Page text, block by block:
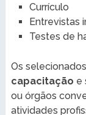
Currículo
Entrevistas
Testes de
Os selecionados
capacitação e
ou órgãos
atividades